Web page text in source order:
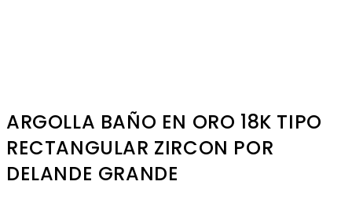
ARGOLLA BAÑO EN ORO 18K TIPO
RECTANGULAR ZIRCON POR
DELANDE GRANDE